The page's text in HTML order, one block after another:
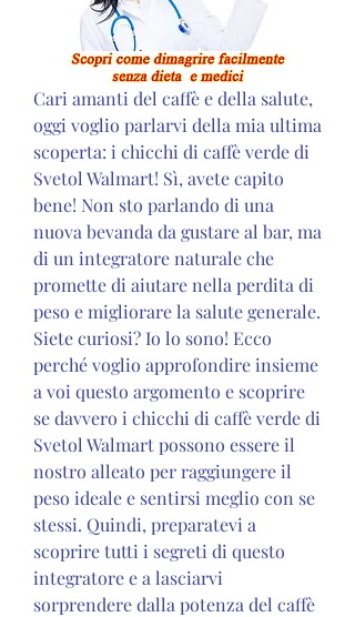
Cari amanti del caffè e della salute,
oggi voglio parlarvi della mia ultima
scoperta: i chicchi di caffè verde di
Svetol Walmart! Sì, avete capito
bene! Non sto parlando di una
nuova bevanda da gustare al bar, ma
di un integratore naturale che
promette di aiutare nella perdita di
peso e migliorare la salute generale.
Siete curiosi? Io lo sono! Ecco
perché voglio approfondire insieme
a voi questo argomento e scoprire
se davvero i chicchi di caffè verde di
Svetol Walmart possono essere il
nostro alleato per raggiungere il
peso ideale e sentirsi meglio con se
stessi. Quindi, preparatevi a
scoprire tutti i segreti di questo
integratore e a lasciarvi
sorprendere dalla potenza del caffè